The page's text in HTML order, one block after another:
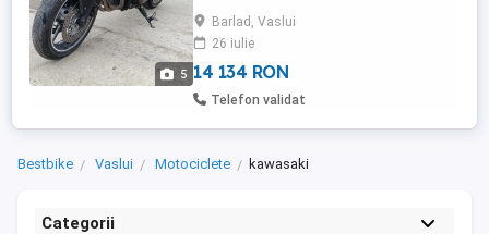
5
punând accent pe partea mecanică.
Mentenanță recentă (Investiții făcute): Kit
Lanț: Schimbat recent ...
Barlad, Vaslui
26 iulie
14 134 RON
Telefon validat
Bestbike Vaslui Motociclete kawasaki
Categorii